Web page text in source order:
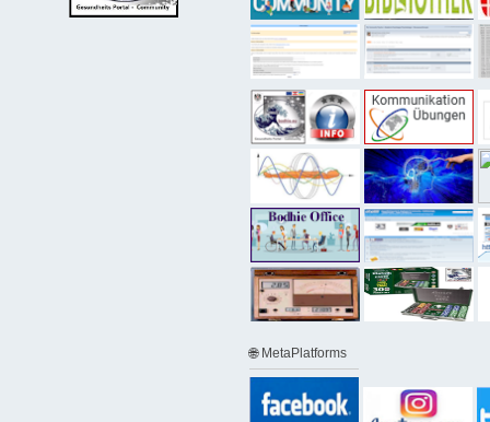
🌐 MetaPlatforms